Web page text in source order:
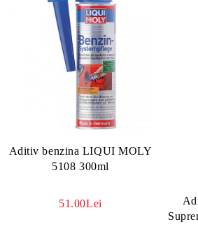
Aditiv benzina LIQUI MOLY
5108 300ml
51.00Lei